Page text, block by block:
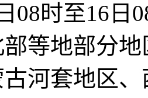
时至16日
等地部分
河套地区